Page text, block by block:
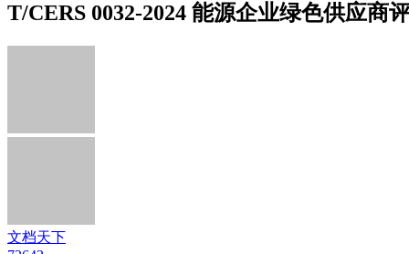
T/CERS 0032-2024 能源企业绿色供应商
文档天下